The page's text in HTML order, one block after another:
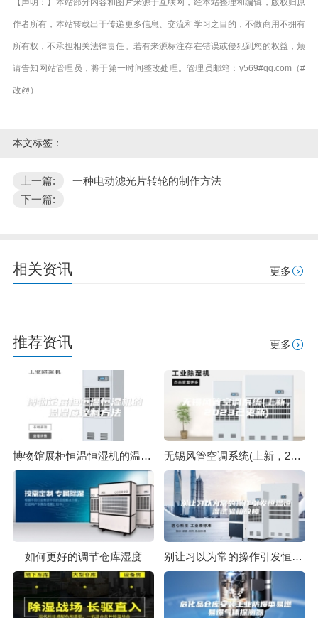
作者所有，本站转载出于传递更多信息、交流和学习之目的，不做商用不拥有
所有权，不承担相关法律责任。若有来源标注存在错误或侵犯到您的权益，烦
请告知网站管理员，将于第一时间整改处理。管理员邮箱：y569#qq.com（#
改@）
本文标签：
上一篇:
一种电动滤光片转轮的制作方法
下一篇:
相关资讯 更多
推荐资讯 更多
博物馆展柜恒温恒湿机的温湿度控制方法 无锡风管空调系统(上新，2023已更新)
如何更好的调节仓库湿度 别让习以为常的操作引发恒温恒湿试验箱故障